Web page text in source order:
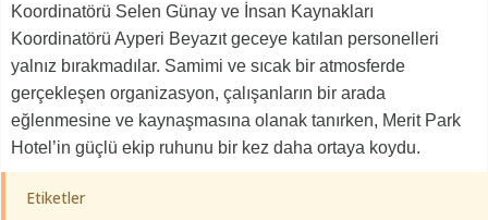
Koordinatörü Selen Günay ve İnsan Kaynakları
Koordinatörü Ayperi Beyazıt geceye katılan personelleri
yalnız bırakmadılar. Samimi ve sıcak bir atmosferde
gerçekleşen organizasyon, çalışanların bir arada
eğlenmesine ve kaynaşmasına olanak tanırken, Merit Park
Hotel’in güçlü ekip ruhunu bir kez daha ortaya koydu.
Etiketler